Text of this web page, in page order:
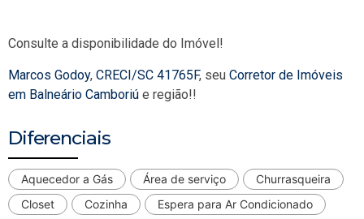
Consulte a disponibilidade do Imóvel!
Marcos Godoy, CRECI/SC 41765F, seu Corretor de Imóveis
em Balneário Camboriú e região!!
Diferenciais
Aquecedor a Gás Área de serviço
Churrasqueira
Closet
Cozinha
Espera para Ar Condicionado